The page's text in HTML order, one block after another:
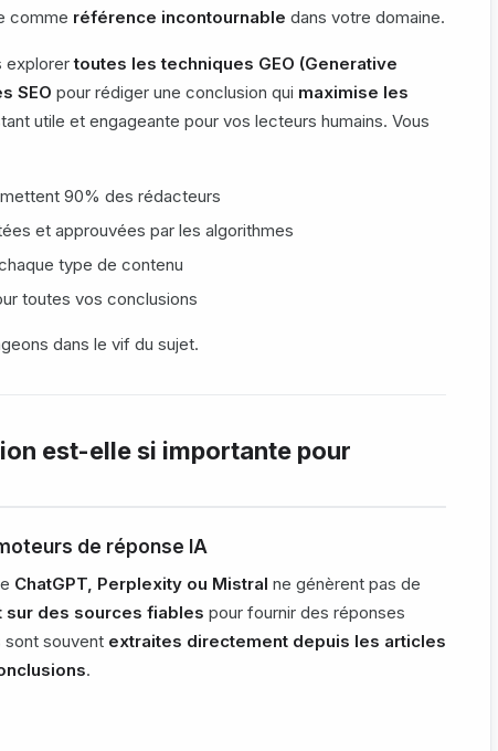
comme référence incontournable dans votre domaine.
explorertoutes les techniques GEO (Generative
SEO pour rédiger une conclusion qui maximise les
utile et engageante pour vos lecteurs humains. Vous
90% des rédacteurs
et approuvées par les algorithmes
type de contenu
toutes vos conclusions
dans le vif du sujet.
est-elle si importante pour
de réponse IA
ChatGPT, Perplexity ou Mistral ne génèrent pas de
sur des sources fiables pour fournir des réponses
souvent extraites directement depuis les articles
.